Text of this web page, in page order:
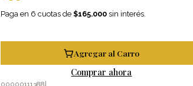
Paga en 6 cuotas de $165.000sin interés.
Agregar al Carro
Comprar ahora